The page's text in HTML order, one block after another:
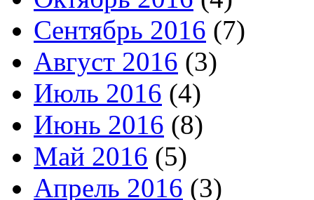
Сентябрь 2016 (7)
Август 2016 (3)
Июль 2016 (4)
Июнь 2016 (8)
Май 2016 (5)
Апрель 2016 (3)